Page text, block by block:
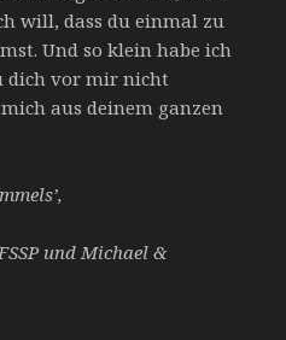
will, dass du einmal zu
Und so klein habe ich
dich vor mir nicht
aus deinem ganzen
und Michael &